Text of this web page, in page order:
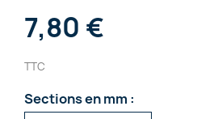
7,80 €
TTC
Sections en mm :